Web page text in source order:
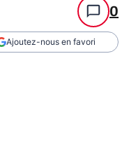
0
Ajoutez-nous en favori